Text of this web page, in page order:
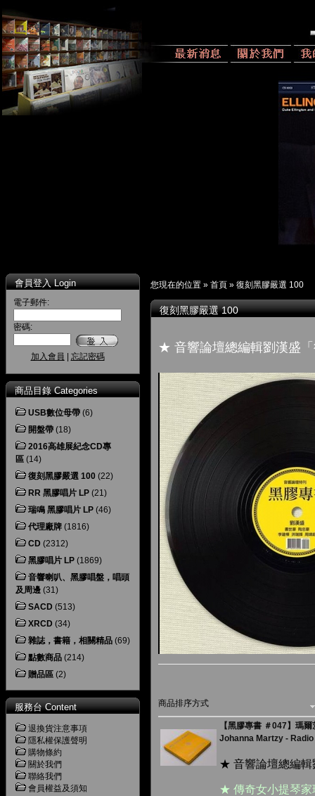
會員登入 Login
電子郵件:
密碼:
加入會員 忘記密碼
商品目錄 Categories
USB數位母帶 (6)
開盤帶 (18)
2016高雄展紀念CD專
區 (14)
復刻黑膠嚴選 100 (22)
RR 黑膠唱片 LP (21)
瑞鳴 黑膠唱片 LP (46)
代理廠牌 (1816)
CD (2312)
黑膠唱片 LP (1869)
音響喇叭、黑膠唱盤，唱頭
及周邊 (31)
SACD (513)
XRCD (34)
雜誌，書籍，相關精品 (69)
點數商品 (214)
贈品區 (2)
服務台 Content
退換貨注意事項
隱私權保護聲明
購物條約
關於我們
聯絡我們
會員權益及須知
您現在的位置 » 首頁 » 復刻黑膠嚴選 100
復刻黑膠嚴選 100
★ 音響論壇總編輯劉漢盛
商品排序方式
【黑膠專書 ＃047】瑪
Johanna Martzy -
★ 音響論壇總編輯
★ 傳奇女小提琴家